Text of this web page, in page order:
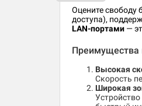
Оцените свободу
доступа),
LAN-портами —
Преимущества
Высокая
Скорость
Широкая